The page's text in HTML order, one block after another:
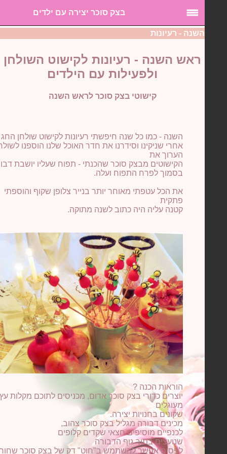
בצק סוכר יצירה עם ילדים
- רעיונות
ראש השנה - רעיונות לקישוט השולחן
ולפעילות עם הילדים
קישוטי בצק סוכר לראש השנה
השנה - כמו כל שנה חיפשתי רעיונות לקישוט שולחן החג שלנו.
אחרי שניקינו וסידרנו את חדר האוכל שלנו הוספנו לשולחן
הערוך את
הקישוטים מבצק סוכר שהכנתי - תפוח שעליו יושבת דבורה
בסמוך לפרח התפוח ועלה.
את הכל עטפתי מאוחר יותר בנייר צלופן שקוף והוספתי
קטנה עליה היה כתוב לשנה מתוקה.
הוראות הכנה ?
יוצרים כדורי בצק סוכר אדום, מכניסים לתוכם מקלות עץ
מעוגלים
שקונים בחנויות יצירה.
מכינים דבורה מגליל בצק סוכר צהוב,
לכנפיים מוסיפים חצאי שקדים קלופים
שנועצים בתוך גוף הדבורה
לפסים אפשר להשתמש ב"חוט" דק של בצק סוכר שחור